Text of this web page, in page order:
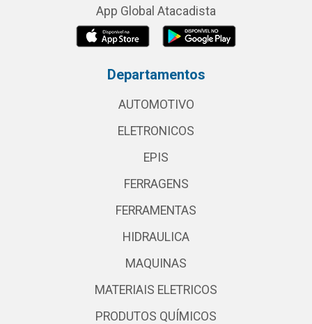
App Global Atacadista
Departamentos
AUTOMOTIVO
ELETRONICOS
EPIS
FERRAGENS
FERRAMENTAS
HIDRAULICA
MAQUINAS
MATERIAIS ELETRICOS
PRODUTOS QUÍMICOS